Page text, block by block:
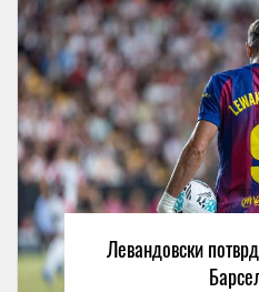
Левандовски